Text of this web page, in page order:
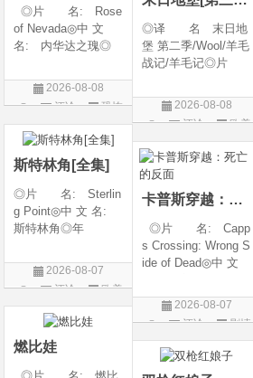
◎片 名: Rose
of Nevada◎中 文
名: 内华达之瑰◎
玫瑰 / 英伦转生号
(港) / 谜航(台)◎年
地: 英国◎类
别: 剧情 / 恐
2026-08-08
评论
恐怖
片
◎译 名 末日地
堡 第二季/Wool/羊毛
战记/羊毛记◎片
◎年 代 2024◎
产 地 美国◎
幻 / 悬疑◎语
言 英语◎上映日
2026-08-08
评论
欧美
剧
斯特林角[全集]
◎片 名: Sterlin
g Point◎中 文 名:
斯特林角◎年
地: 美国◎类
别: 剧情◎语
期: 2026-08-05(美
国)◎IMDb评分: 6
2026-08-07
评论
欧美
剧
卡普斯穿越：死亡的反面
◎片 名: Capp
s Crossing: Wrong S
ide of Dead◎中 文
死亡的反面◎年
代: 2026◎产
别: 剧情 / 悬疑 / 惊
悚 / 犯罪◎语
2026-08-07
评论
剧情
片
燃比娃